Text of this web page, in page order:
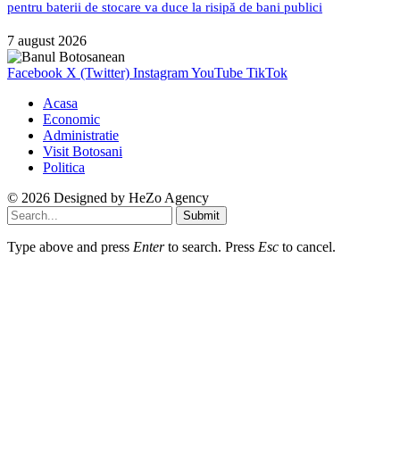
pentru baterii de stocare va duce la risipă de bani publici
7 august 2026
Facebook X (Twitter) InstagramYouTube TikTok
Acasa
Economic
Administratie
Visit Botosani
Politica
© 2026 Designed by HeZo Agency
Submit
Type above and press Enterto search. Press Esc to cancel.